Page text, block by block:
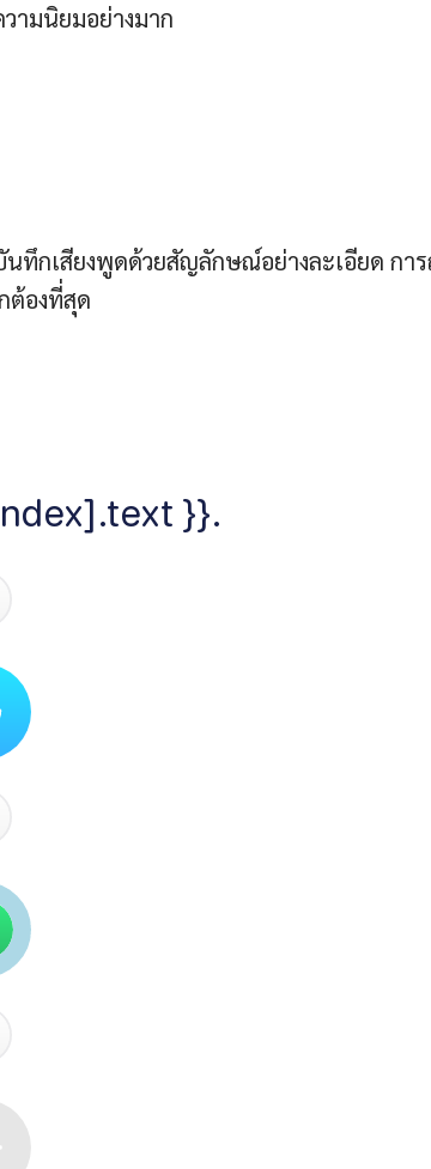
ามนิยมอย่างมาก
ทึกเสียงพูดด้วยสัญลักษณ์อย่างละเอียด กา
ต้องที่สุด
}}.